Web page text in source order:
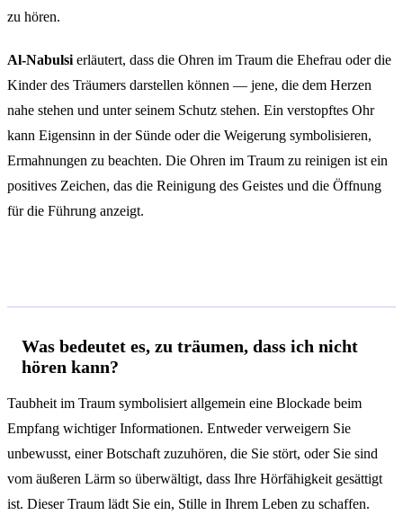
zu hören.
Al-Nabulsi erläutert, dass die Ohren im Traum die Ehefrau oder die
Kinder des Träumers darstellen können — jene, die dem Herzen
nahe stehen und unter seinem Schutz stehen. Ein verstopftes Ohr
kann Eigensinn in der Sünde oder die Weigerung symbolisieren,
Ermahnungen zu beachten. Die Ohren im Traum zu reinigen ist ein
positives Zeichen, das die Reinigung des Geistes und die Öffnung
für die Führung anzeigt.
Was bedeutet es, zu träumen, dass ich nicht
hören kann?
Taubheit im Traum symbolisiert allgemein eine Blockade beim
Empfang wichtiger Informationen. Entweder verweigern Sie
unbewusst, einer Botschaft zuzuhören, die Sie stört, oder Sie sind
vom äußeren Lärm so überwältigt, dass Ihre Hörfähigkeit gesättigt
ist. Dieser Traum lädt Sie ein, Stille in Ihrem Leben zu schaffen.